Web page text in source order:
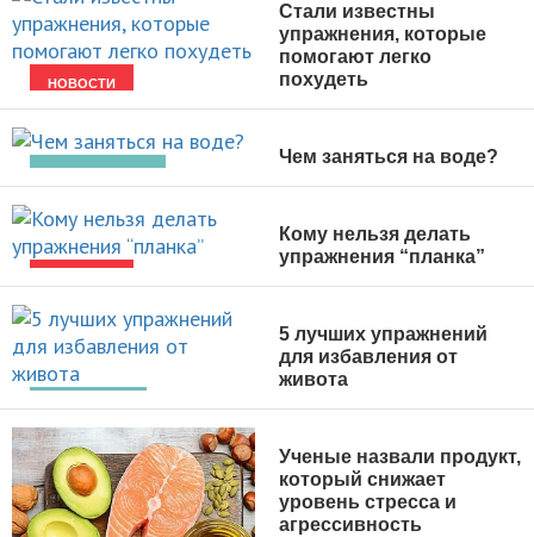
НОВОСТИ
Стали известны
упражнения, которые
помогают легко
похудеть
Чем заняться на воде?
Кому нельзя делать
упражнения “планка”
ПОХУДЕНИЕ
5 лучших упражнений
для избавления от
живота
Ученые назвали продукт,
который снижает
уровень стресса и
агрессивность